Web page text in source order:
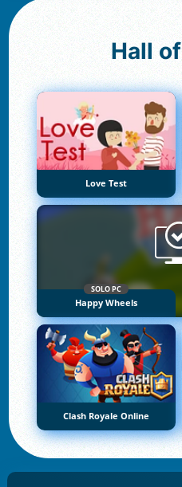
Hall of
Love Test
SOLO PC
Happy Wheels
Clash Royale Online